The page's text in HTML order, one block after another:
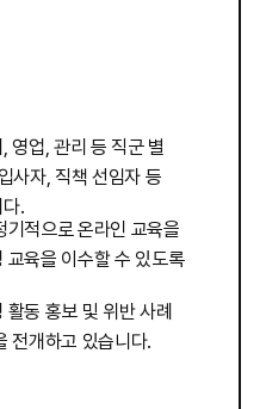
영업, 관리 등 직군 별
사자, 직책 선임자 등
.
기적으로 온라인 교육을
교육을 이수할 수 있도록
동 홍보 및 위반 사례
전개하고 있습니다.